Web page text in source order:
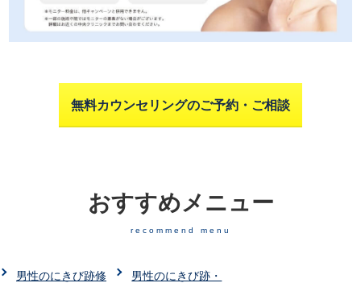
無料カウンセリングのご予約・ご相談
おすすめメニュー
recommend menu
男性のにきび跡修
男性のにきび跡・